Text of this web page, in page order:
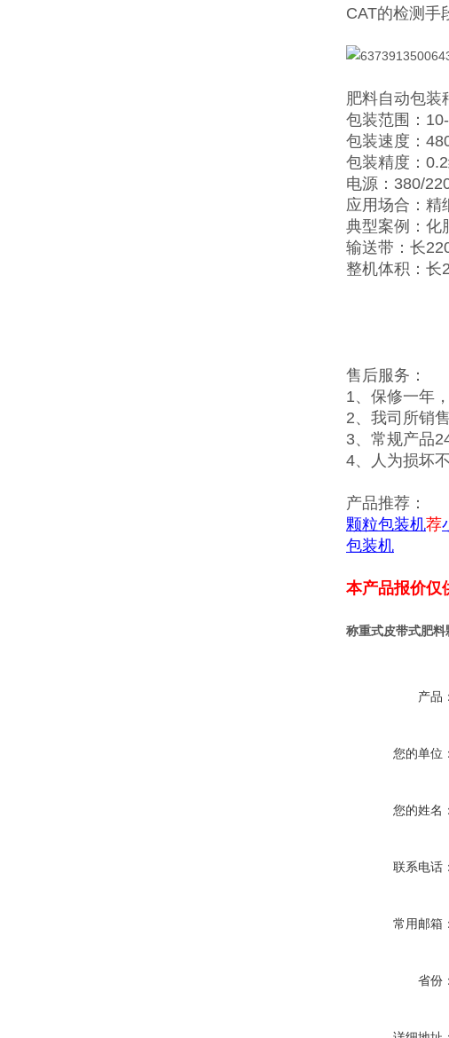
CAT的检测手
肥料自动包装
包装范围：
包装速度：
包装精度：
电源：380/
应用场合：精
典型案例：化
输送带：长
整机体积：长
售后服务：
1、保修一年
2、我司所销
3、常规产品
4、人为损坏
产品推荐：
颗粒包装机荐
包装机
本产品报价仅
称重式皮带式肥料
产品：
您的单位：
您的姓名：
联系电话：
常用邮箱：
省份：